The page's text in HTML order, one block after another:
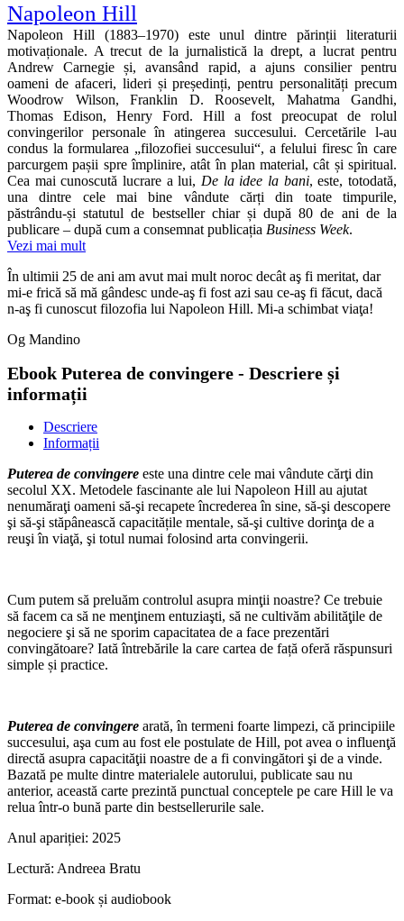
Napoleon Hill
Napoleon Hill (1883–1970) este unul dintre părinții literaturii
motivaționale. A trecut de la jurnalistică la drept, a lucrat pentru
Andrew Carnegie și, avansând rapid, a ajuns consilier pentru
oameni de afaceri, lideri și președinți, pentru personalități precum
Woodrow Wilson, Franklin D. Roosevelt, Mahatma Gandhi,
Thomas Edison, Henry Ford. Hill a fost preocupat de rolul
convingerilor personale în atingerea succesului. Cercetările l‑au
condus la formularea „filozofiei succesului“, a felului firesc în care
parcurgem pașii spre împlinire, atât în plan material, cât și spiritual.
Cea mai cunoscută lucrare a lui, De la idee la bani, este, totodată,
una dintre cele mai bine vândute cărți din toate timpurile,
păstrându‑și statutul de bestseller chiar și după 80 de ani de la
publicare – după cum a consemnat publicația Business Week.
Vezi mai mult
În ultimii 25 de ani am avut mai mult noroc decât aş fi meritat, dar
mi-e frică să mă gândesc unde-aş fi fost azi sau ce-aş fi făcut, dacă
n-aş fi cunoscut filozofia lui Napoleon Hill. Mi-a schimbat viaţa!
Og Mandino
Ebook Puterea de convingere - Descriere și
informații
Descriere
Informații
Puterea de convingere este una dintre cele mai vândute cărţi din
secolul XX. Metodele fascinante ale lui Napoleon Hill au ajutat
nenumăraţi oameni să-şi recapete încrederea în sine, să-şi descopere
şi să-şi stăpânească capacitățile mentale, să-şi cultive dorinţa de a
reuşi în viaţă, şi totul numai folosind arta convingerii.
Cum putem să preluăm controlul asupra minţii noastre? Ce trebuie
să facem ca să ne menţinem entuziaşti, să ne cultivăm abilităţile de
negociere şi să ne sporim capacitatea de a face prezentări
convingătoare? Iată întrebările la care cartea de față oferă răspunsuri
simple și practice.
Puterea de convingere arată, în termeni foarte limpezi, că principiile
succesului, aşa cum au fost ele postulate de Hill, pot avea o influenţă
directă asupra capacităţii noastre de a fi convingători şi de a vinde.
Bazată pe multe dintre materialele autorului, publicate sau nu
anterior, această carte prezintă punctual conceptele pe care Hill le va
relua într-o bună parte din bestsellerurile sale.
Anul apariției: 2025
Lectură: Andreea Bratu
Format: e-book și audiobook